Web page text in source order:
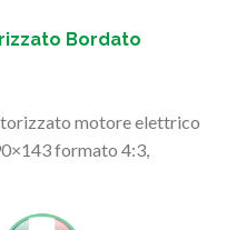
Bordato
motore elettrico
formato 4:3,